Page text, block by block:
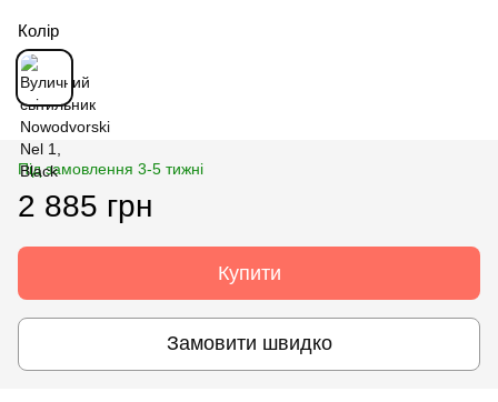
Колір
Під замовлення 3-5 тижні
2 885 грн
Купити
Замовити швидко